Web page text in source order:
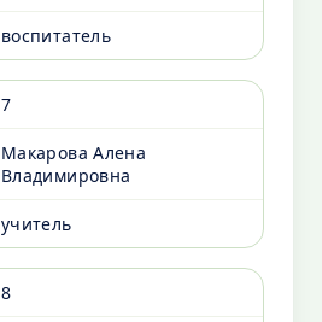
воспитатель
7
Макарова Алена
Владимировна
учитель
8